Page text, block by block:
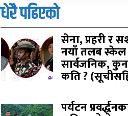
धेरै पढिएको
सेना, प्रहरी र
नयाँ तलब स्केल
सार्वजनिक,
कति ?
पर्यटन